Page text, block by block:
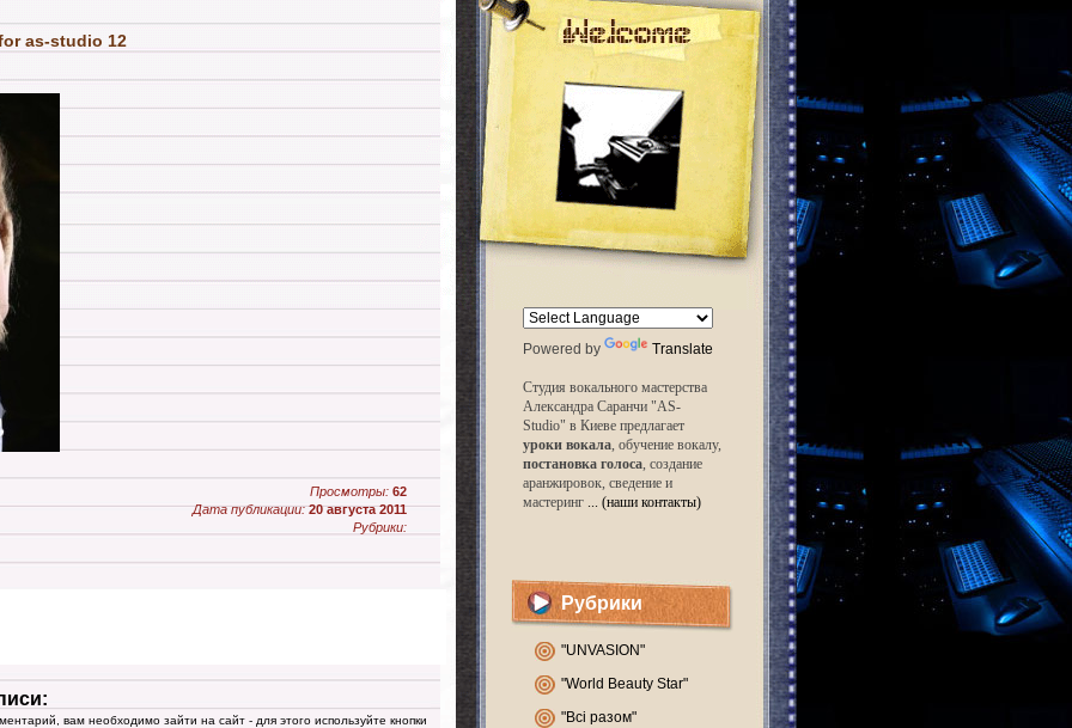
as-studio 12
Просмотры: 62
Дата публикации: 20 августа 2011
Рубрики:
вам необходимо зайти на сайт - для этого используйте кнопки
Powered by Translate
Студия вокального мастерства
Александра Саранчи "AS-
Studio" в Киеве предлагает
уроки вокала, обучение вокалу,
постановка голоса, создание
аранжировок, сведение и
мастеринг ... (наши контакты)
Рубрики
"UNVASION"
"World Beauty Star"
"Всі разом"